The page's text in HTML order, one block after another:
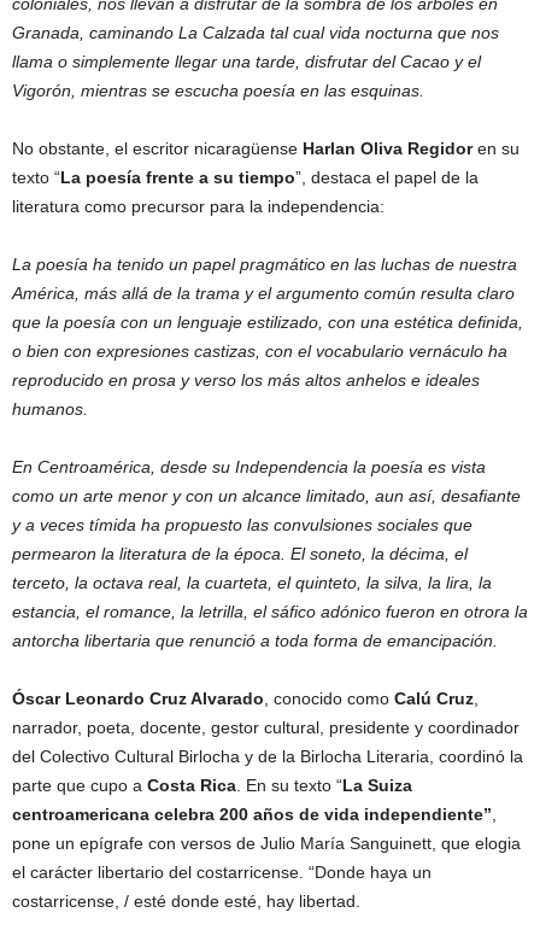
Granada, caminando La Calzada tal cual vida nocturna que nos
llama o simplemente llegar una tarde, disfrutar del Cacao y el
Vigorón, mientras se escucha poesía en las esquinas.
No obstante, el escritor nicaragüense Harlan Oliva Regidoren su
texto “La poesía frente a su tiempo”, destaca el papel de la
literatura como precursor para la independencia:
La poesía ha tenido un papel pragmático en las luchas de nuestra
América, más allá de la trama y el argumento común resulta claro
que la poesía con un lenguaje estilizado, con una estética definida,
o bien con expresiones castizas, con el vocabulario vernáculo ha
reproducido en prosa y verso los más altos anhelos e ideales
humanos.
En Centroamérica, desde su Independencia la poesía es vista
como un arte menor y con un alcance limitado, aun así, desafiante
y a veces tímida ha propuesto las convulsiones sociales que
permearon la literatura de la época. El soneto, la décima, el
terceto, la octava real, la cuarteta, el quinteto, la silva, la lira, la
estancia, el romance, la letrilla, el sáfico adónico fueron en otrora la
antorcha libertaria que renunció a toda forma de emancipación.
Óscar Leonardo Cruz Alvarado , conocido como Calú Cruz
narrador, poeta, docente, gestor cultural, presidente y coordinador
del Colectivo Cultural Birlocha y de la Birlocha Literaria, coordinó la
parte que cupo a Costa Rica . En su texto “La Suiza
centroamericana celebra 200 años de vida independiente”
pone un epígrafe con versos de Julio María Sanguinett, que elogia
el carácter libertario del costarricense. “Donde haya un
costarricense, / esté donde esté, hay libertad.